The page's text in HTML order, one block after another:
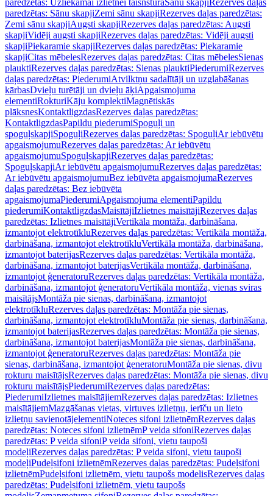
paredzētas: Uzliekamai izlietnei taisnstūraSānu skapjiRezerves daļas
paredzētas: Sānu skapjiZemi sānu skapjiRezerves daļas paredzētas:
Zemi sānu skapjiAugsti skapjiRezerves daļas paredzētas: Augsti
skapjiVidēji augsti skapjiRezerves daļas paredzētas: Vidēji augsti
skapjiPiekaramie skapjiRezerves daļas paredzētas: Piekaramie
skapjiCitas mēbelesRezerves daļas paredzētas: Citas mēbelesSienas
plauktiRezerves daļas paredzētas: Sienas plauktiPiederumiRezerves
daļas paredzētas: PiederumiAtvilktņu sadalītāji un uzglabāšanas
kārbasDvieļu turētāji un dvieļu āķiApgaismojuma
elementiRokturiKāju komplektiMagnētiskās
plāksnesKontaktligzdasRezerves daļas paredzētas:
KontaktligzdasPapildu piederumiSpoguļi un
spoguļskapjiSpoguļiRezerves daļas paredzētas: SpoguļiAr iebūvētu
apgaismojumuRezerves daļas paredzētas: Ar iebūvētu
apgaismojumuSpoguļskapjiRezerves daļas paredzētas:
SpoguļskapjiAr iebūvētu apgaismojumuRezerves daļas paredzētas:
Ar iebūvētu apgaismojumuBez iebūvēta apgaismojumaRezerves
daļas paredzētas: Bez iebūvēta
apgaismojumaPiederumiApgaismojuma elementiPapildu
piederumiKontaktligzdasMaisītājiIzlietnes maisītājiRezerves daļas
paredzētas: Izlietnes maisītājiVertikāla montāža, darbināšana,
izmantojot elektrotīkluRezerves daļas paredzētas: Vertikāla montāža,
darbināšana, izmantojot elektrotīkluVertikāla montāža, darbināšana,
izmantojot baterijasRezerves daļas paredzētas: Vertikāla montāža,
darbināšana, izmantojot baterijasVertikāla montāža, darbināšana,
izmantojot ģeneratoruRezerves daļas paredzētas: Vertikāla montāža,
darbināšana, izmantojot ģeneratoruVertikāla montāža, vienas sviras
maisītājsMontāža pie sienas, darbināšana, izmantojot
elektrotīkluRezerves daļas paredzētas: Montāža pie sienas,
darbināšana, izmantojot elektrotīkluMontāža pie sienas, darbināšana,
izmantojot baterijasRezerves daļas paredzētas: Montāža pie sienas,
darbināšana, izmantojot baterijasMontāža pie sienas, darbināšana,
izmantojot ģeneratoruRezerves daļas paredzētas: Montāža pie
sienas, darbināšana, izmantojot ģeneratoruMontāža pie sienas, divu
rokturu maisītājsRezerves daļas paredzētas: Montāža pie sienas, divu
rokturu maisītājsPiederumiRezerves daļas paredzētas:
PiederumiIzlietnes maisītājiemRezerves daļas paredzētas: Izlietnes
maisītājiemMazgāšanas vietas, virtuves izlietņu, ierīču un lieto
izlietņu savienotājelementiNoteces sifoni izlietnēmRezerves daļas
paredzētas: Noteces sifoni izlietnēmP veida sifoniRezerves daļas
paredzētas: P veida sifoniP veida sifoni, vietu taupoši
modeļiRezerves daļas paredzētas: P veida sifoni, vietu taupoši
modeļiPudeļsifoni izlietnēmRezerves daļas paredzētas: Pudeļsifoni
izlietnēmPudeļsifoni izlietnēm, vietu taupošs modelisRezerves daļas
paredzētas: Pudeļsifoni izlietnēm, vietu taupošs